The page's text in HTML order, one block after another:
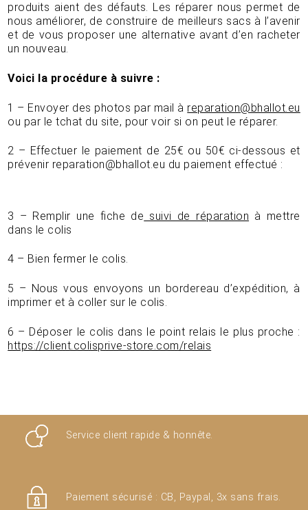
produits aient des défauts. Les réparer nous permet de
nous améliorer, de construire de meilleurs sacs à l’avenir
et de vous proposer une alternative avant d’en racheter
un nouveau.
Voici la procédure à suivre :
1 – Envoyer des photos par mail à reparation@bhallot.eu
ou par le tchat du site, pour voir si on peut le réparer.
2 – Effectuer le paiement de 25€ ou 50€ ci-dessous et
prévenir reparation@bhallot.eu du paiement effectué :
3 – Remplir une fiche de suivi de réparation à mettre
dans le colis
4 – Bien fermer le colis.
5 – Nous vous envoyons un bordereau d’expédition, à
imprimer et à coller sur le colis.
6 – Déposer le colis dans le point relais le plus proche :
https://client.colisprive-store.com/relais
Service client rapide & honnête.
Paiement sécurisé : CB, Paypal, 3x sans frais.